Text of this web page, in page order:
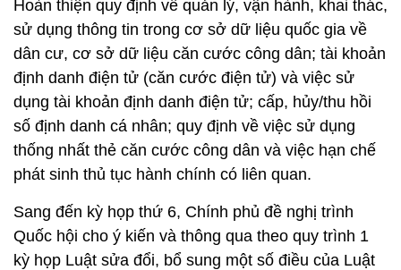
Hoàn thiện quy định về quản lý, vận hành, khai thác,
sử dụng thông tin trong cơ sở dữ liệu quốc gia về
dân cư, cơ sở dữ liệu căn cước công dân; tài khoản
định danh điện tử (căn cước điện tử) và việc sử
dụng tài khoản định danh điện tử; cấp, hủy/thu hồi
số định danh cá nhân; quy định về việc sử dụng
thống nhất thẻ căn cước công dân và việc hạn chế
phát sinh thủ tục hành chính có liên quan.
Sang đến kỳ họp thứ 6, Chính phủ đề nghị trình
Quốc hội cho ý kiến và thông qua theo quy trình 1
kỳ họp Luật sửa đổi, bổ sung một số điều của Luật